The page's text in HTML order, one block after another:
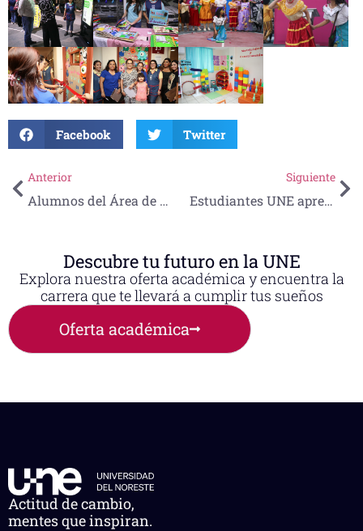
Facebook Twitter
Anterior
Alumnos del Área de Negocios realizan viaje de estudios con la agencia de viajes Jaguar Tours de la Lic. en Gestión Internacional del Turismo
Siguiente
Estudiantes UNE aprenden a internacionalizarse en el sector turístico. Realiza área de Negocios Programa de Storytelling Empresarial 2.
Descubre tu futuro en la UNE
Explora nuestra oferta académica y encuentra la
carrera que te llevará a cumplir tus sueños
Oferta académica
Actitud de cambio,
mentes que inspiran.